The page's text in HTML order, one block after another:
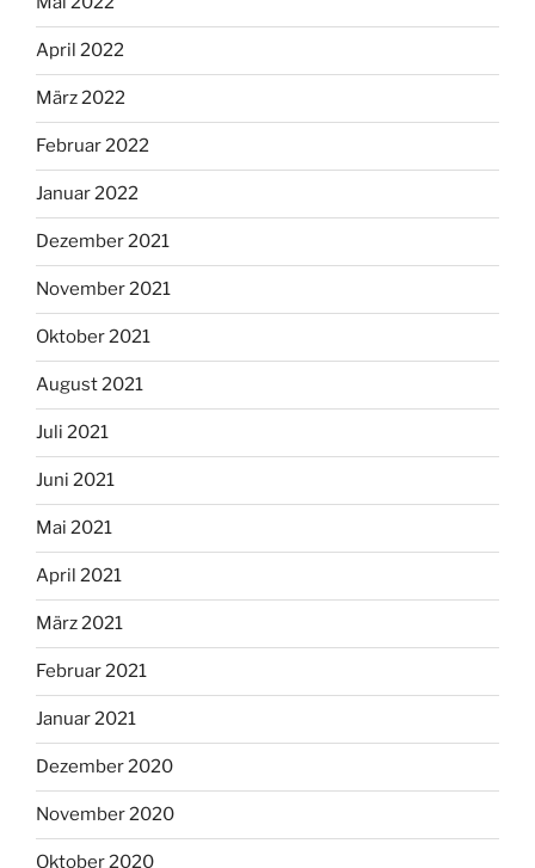
April 2022
März 2022
Februar 2022
Januar 2022
Dezember 2021
November 2021
Oktober 2021
August 2021
Juli 2021
Juni 2021
Mai 2021
April 2021
März 2021
Februar 2021
Januar 2021
Dezember 2020
November 2020
Oktober 2020